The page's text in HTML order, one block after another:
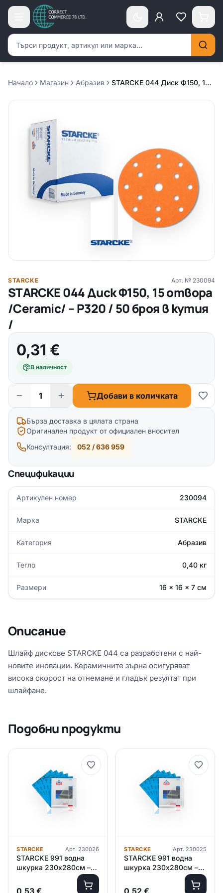
Търсене на продукти
Начало Магазин Абразив STARCKE 044 Диск Ф150, 15 отвора /Ceramic/ – Р320 / 50 броя в кутия /
STARCKE Арт. № 230094
STARCKE 044 Диск Ф150, 15 отвора
/Ceramic/ – Р320 / 50 броя в кутия
/
0,31 €
В наличност
Добави в количката
Бърза доставка в цялата страна
Оригинален продукт от официален вносител
Консултация:
052 / 636 959
Спецификации
Артикулен номер 230094
Марка STARCKE
Категория Абразив
Тегло 0,40 кг
Размери 16 × 16 × 7 см
Описание
Шлайф дискове STARCKE 044 са разработени с най-
новите иновации. Керамичните зърна осигуряват
висока скорост на отнемане и гладък резултат при
шлaйфане.
Подобни продукти
STARCKE Арт. 230026
STARCKE 991 водна
шкурка 230х280см –
STARCKE Арт. 230025
STARCKE 991 водна
шкурка 230х280см –